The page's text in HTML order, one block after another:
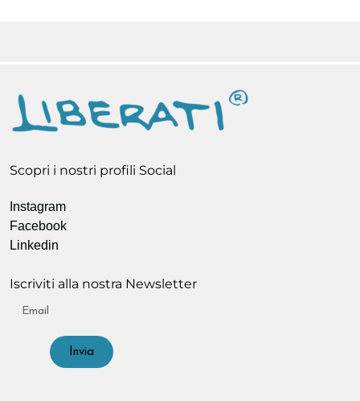
Scopri i nostri profili Social
Instagram
Facebook
Linkedin
Iscriviti alla nostra Newsletter
Invia